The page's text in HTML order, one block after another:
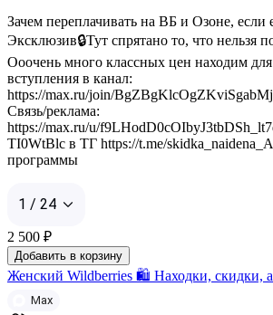
Зачем переплачивать на ВБ и Озоне, если
Эксклюзив🔒Тут спрятано то, что нельзя
Ооочень много классных цен находим
вступления в канал:
https://max.ru/join/
Связь/реклама:
https://max.ru/u/
TI0WtBlc в ТГ https://t.me/
программы
1 / 24
2 500 ₽
Добавить в корзину
Женский Wildberries 🛍️ Находки, скидки,
Max